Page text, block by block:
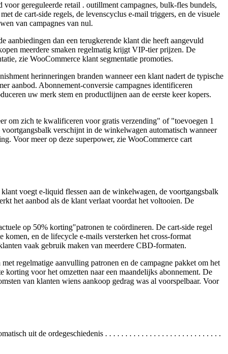
gereguleerde retail . outillment campagnes, bulk-fles bundels,
de cart-side regels, de levenscyclus e-mail triggers, en de visuele
van campagnes van nul.
aanbiedingen dan een terugkerende klant die heeft aangevuld
meerdere smaken regelmatig krijgt VIP-tier prijzen. De
zie WooCommerce klant segmentatie promoties.
herinneringen branden wanneer een klant nadert de typische
aanbod. Abonnement-conversie campagnes identificeren
uw merk stem en productlijnen aan de eerste keer kopers.
om zich te kwalificeren voor gratis verzending" of "toevoegen 1
verschijnt in de winkelwagen automatisch wanneer
Voor meer op deze superpower, zie WooCommerce cart
voegt e-liquid flessen aan de winkelwagen, de voortgangsbalk
het aanbod als de klant verlaat voordat het voltooien. De
op 50% korting"patronen te coördineren. De cart-side regel
en de lifecycle e-mails versterken het cross-format
vaak gebruik maken van meerdere CBD-formaten.
regelmatige aanvulling patronen en de campagne pakket om het
voor het omzetten naar een maandelijks abonnement. De
van klanten wiens aankoop gedrag was al voorspelbaar. Voor
uit de ordegeschiedenis . . . . . . . . . . . . . . . . . . . . . . . . . . . . .